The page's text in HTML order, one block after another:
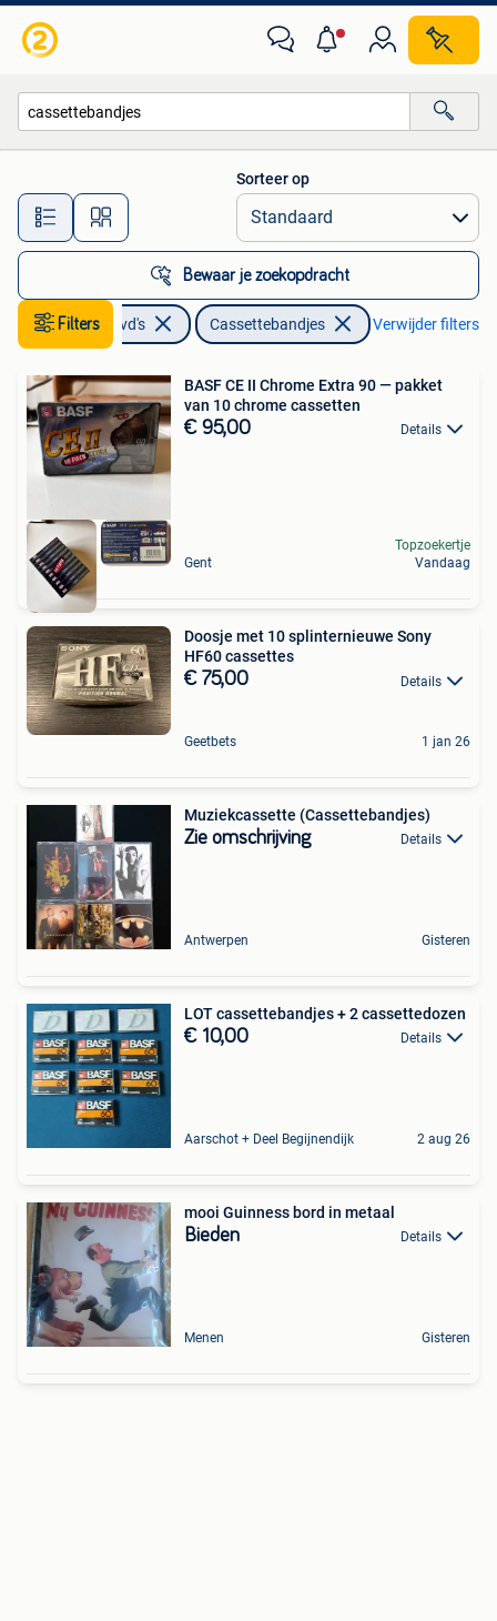
Alle afstanden…
Sorteer op
Bewaar je zoekopdracht
Filters
Cd's en Dvd's Cassettebandjes Verwijder filters
BASF CE II Chrome Extra 90 — pakket
van 10 chrome cassetten
€ 95,00 Details
Gent
Topzoekertje
Vandaag
Doosje met 10 splinternieuwe Sony
HF60 cassettes
€ 75,00 Details
Geetbets 1 jan 26
Muziekcassette (Cassettebandjes)
Zie omschrijving Details
Antwerpen Gisteren
LOT cassettebandjes + 2 cassettedozen
€ 10,00 Details
Aarschot + Deel Begijnendijk 2 aug 26
mooi Guinness bord in metaal
Bieden Details
Menen Gisteren